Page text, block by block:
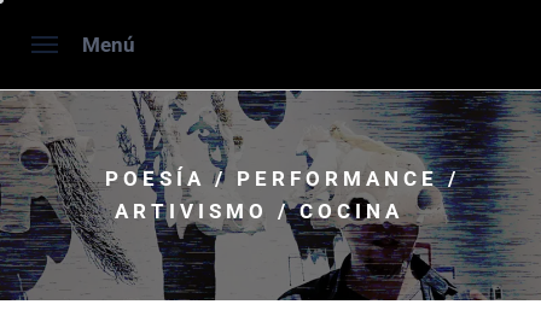
Menú
POESÍA / PERFORMANCE /
ARTIVISMO / COCINA